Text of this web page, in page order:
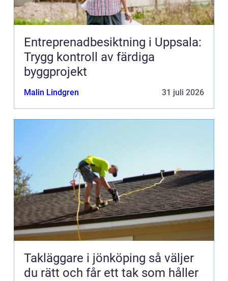
Entreprenadbesiktning i Uppsala:
Trygg kontroll av färdiga
byggprojekt
Malin Lindgren 31 juli 2026
Takläggare i jönköping så väljer
du rätt och får ett tak som håller